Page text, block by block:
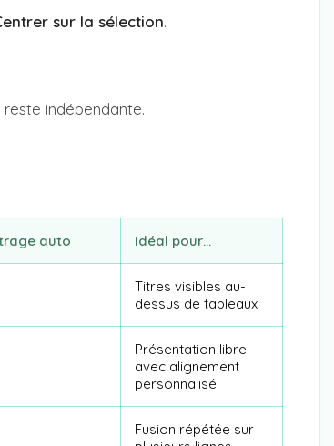
sur la sélection.
indépendante.
auto Idéal pour…
Titres visibles au-
dessus de tableaux
Présentation libre
avec alignement
personnalisé
Fusion répétée sur